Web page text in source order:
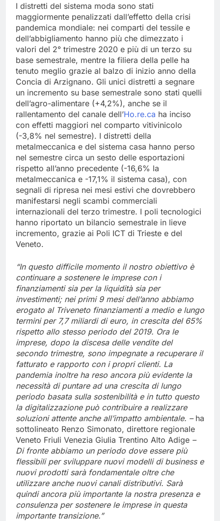
I distretti del sistema moda sono stati
maggiormente penalizzati dall’effetto della crisi
pandemica mondiale: nei comparti del tessile e
dell’abbigliamento hanno più che dimezzato i
valori del 2° trimestre 2020 e più di un terzo su
base semestrale, mentre la filiera della pelle ha
tenuto meglio grazie al balzo di inizio anno della
Concia di Arzignano. Gli unici distretti a segnare
un incremento su base semestrale sono stati quelli
dell’agro-alimentare (+4,2%), anche se il
rallentamento del canale dell’Ho.re.ca ha inciso
con effetti maggiori nel comparto vitivinicolo
(-3,8% nel semestre). I distretti della
metalmeccanica e del sistema casa hanno perso
nel semestre circa un sesto delle esportazioni
rispetto all’anno precedente (-16,6% la
metalmeccanica e -17,1% il sistema casa), con
segnali di ripresa nei mesi estivi che dovrebbero
manifestarsi negli scambi commerciali
internazionali del terzo trimestre. I poli tecnologici
hanno riportato un bilancio semestrale in lieve
incremento, grazie ai Poli ICT di Trieste e del
Veneto.
“In questo difficile momento il nostro obiettivo è
continuare a sostenere le imprese con i
finanziamenti sia per la liquidità sia per
investimenti; nei primi 9 mesi dell’anno abbiamo
erogato al Triveneto finanziamenti a medio e lungo
termini per 7,7 miliardi di euro, in crescita del 65%
rispetto allo stesso periodo del 2019. Ora le
imprese, dopo la discesa delle vendite del
secondo trimestre, sono impegnate a recuperare il
fatturato e rapporto con i propri clienti. La
pandemia inoltre ha reso ancora più evidente la
necessità di puntare ad una crescita di lungo
periodo basata sulla sostenibilità e in tutto questo
la digitalizzazione può contribuire a realizzare
soluzioni attente anche all’impatto ambientale. – ha
sottolineato Renzo Simonato, direttore regionale
Veneto Friuli Venezia Giulia Trentino Alto Adige –
Di fronte abbiamo un periodo dove essere più
flessibili per sviluppare nuovi modelli di business e
nuovi prodotti sarà fondamentale oltre che
utilizzare anche nuovi canali distributivi. Sarà
quindi ancora più importante la nostra presenza e
consulenza per sostenere le imprese in questa
importante transizione.”